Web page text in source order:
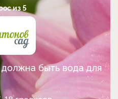
из 5
быть вода для